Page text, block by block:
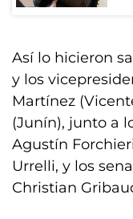
Así lo hicieron
y los
Martínez
(Junín), junto a
Agustín
Urrelli, y los
Christian